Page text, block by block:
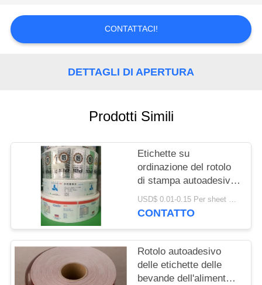
CONTATTICI
PRIVACY
POLICY
CONTATTACI!
DETTAGLI DI APERTURA
Prodotti Simili
Etichette su
ordinazione del rotolo
di stampa autoadesiva
di industria per il
diametro interno di
USD$ 0.01-0.15 Per sheet MOQ:㎡ di /100 di 20.000 rotoli degli strati 5
CONTATTO
Rotolo autoadesivo
delle etichette delle
bevande dell'alimento